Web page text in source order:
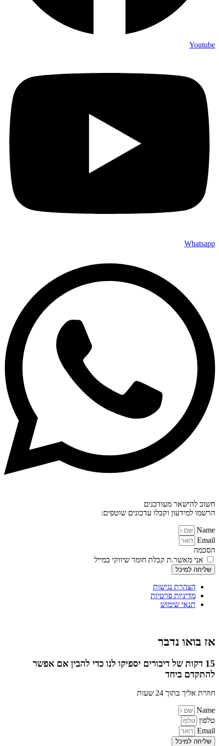
Youtube
Whatsapp
חשוב להישאר מעודכנים
הרשמו למידעון וקבלו עדכונים שוטפים:
Name
Email
הסכמה
אני מאשר.ת קבלת חומר שיווקי במייל
שליחה למיכל
הצהרת נגישות
מדיניות פרטיות
תנאי שימוש
אז בואו נדבר
15 דקות של דיבורים יספיקו לנו כדי להבין אם אפשר
להתקדם ביחד
חוזרת אליך בתוך 24 שעות
Name
טלפון
Email
שליחה למיכל